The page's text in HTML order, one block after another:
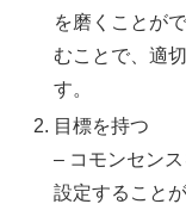
を磨くことが
むことで、適
す。
目標を持つ
– コモンセン
設定すること